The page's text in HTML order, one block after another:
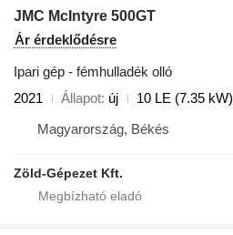
JMC McIntyre 500GT
Ár érdeklődésre
Ipari gép - fémhulladék olló
2021
Állapot új
10 LE (7.35 kW)
Magyarország, Békés
Zöld-Gépezet Kft.